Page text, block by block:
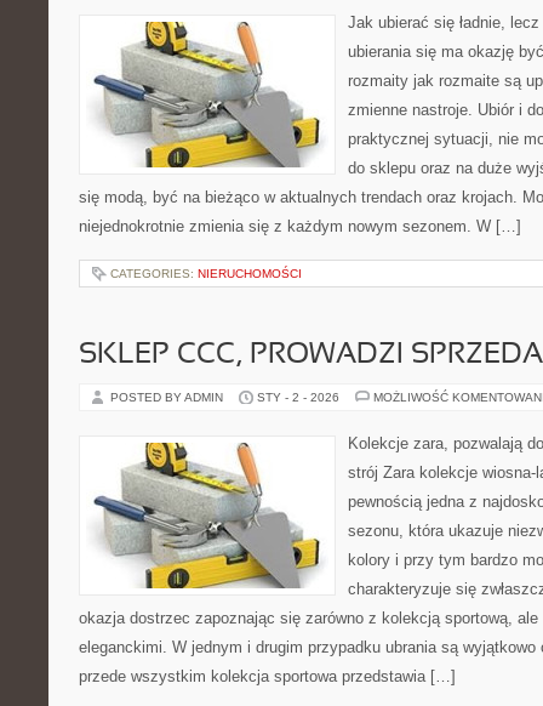
Jak ubierać się ładnie,
ubierania się ma okazję
rozmaity jak rozmaite są
zmienne nastroje. Ubiór i
praktycznej sytuacji, nie
do sklepu oraz na duże
się modą, być na bieżąco w aktualnych trendach oraz krojach.
niejednokrotnie zmienia się z każdym nowym sezonem. W […]
CATEGORIES: NIERUCHOMOŚCI
SKLEP CCC, PROWADZI
POSTED BY ADMIN STY - 2 - 2026 MOŻLIWOŚĆ
Kolekcje zara, pozwalają
strój Zara kolekcje wiosna-
pewnością jedna z
sezonu, która ukazuje
kolory i przy tym bardzo
charakteryzuje się
okazja dostrzec zapoznając się zarówno z kolekcją sportową,
eleganckimi. W jednym i drugim przypadku ubrania są wyjątkowo
przede wszystkim kolekcja sportowa przedstawia […]